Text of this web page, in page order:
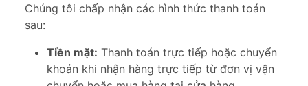
Chúng tôi chấp nhận các hình thức thanh toán
sau:
Tiền mặt: Thanh toán trực tiếp hoặc chuyển
khoản khi nhận hàng trực tiếp từ đơn vị vận